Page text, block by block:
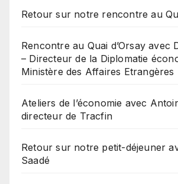
Retour sur notre rencontre au
Rencontre au Quai d’Orsay avec
– Directeur de la Diplomatie
Ministère des Affaires Etrangères
Ateliers de l’économie avec
directeur de Tracfin
Retour sur notre petit-déjeuner
Saadé